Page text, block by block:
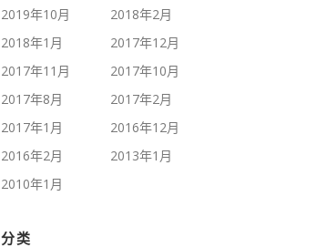
2019年10月
2018年2月
2018年1月
2017年12月
2017年11月
2017年10月
2017年8月
2017年2月
2017年1月
2016年12月
2016年2月
2013年1月
2010年1月
分类